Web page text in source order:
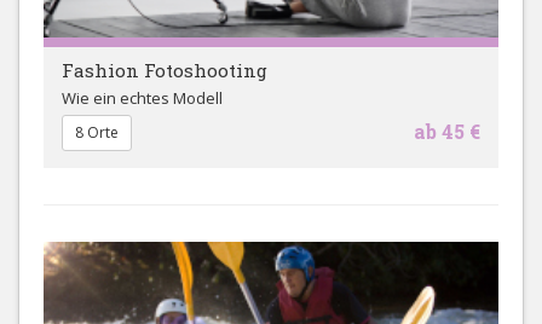
Fashion Fotoshooting
Wie ein echtes Modell
ab 45 €
8 Orte